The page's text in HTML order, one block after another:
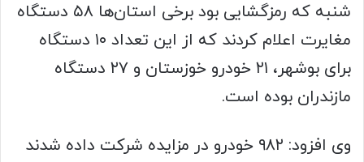
شنبه که رمزگشایی بود برخی استان‌ها ۵۸ دستگاه
مغایرت اعلام کردند که از این تعداد ۱۰ دستگاه
برای بوشهر، ۲۱ خودرو خوزستان و ۲۷ دستگاه
مازندران بوده است.
وی افزود: ۹۸۲ خودرو در مزایده شرکت داده شدند